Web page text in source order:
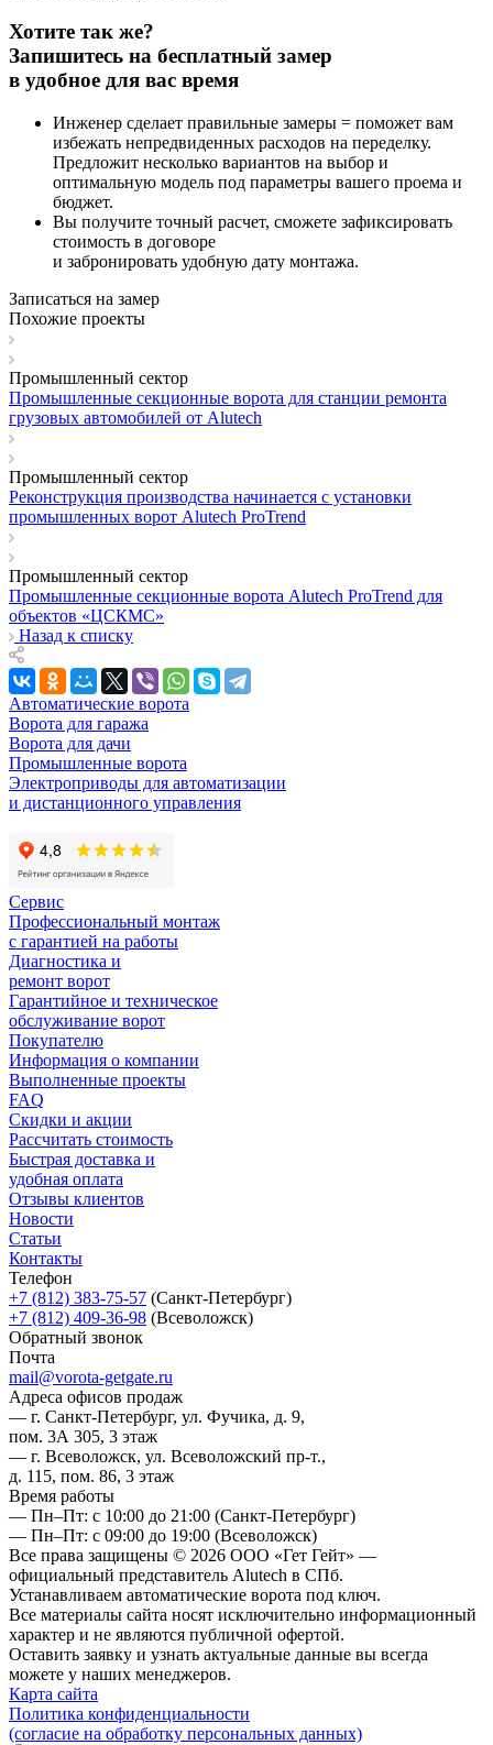
Хотите так же?
Запишитесь на бесплатный замер
в удобное для вас время
Инженер сделает правильные замеры = поможет вам
избежать непредвиденных расходов на переделку.
Предложит несколько вариантов на выбор и
оптимальную модель под параметры вашего проема и
бюджет.
Вы получите точный расчет, сможете зафиксировать
стоимость в договоре
и забронировать удобную дату монтажа.
Записаться на замер
Похожие проекты
Промышленный сектор
Промышленные секционные ворота для станции ремонта
грузовых автомобилей от Alutech
Промышленный сектор
Реконструкция производства начинается с установки
промышленных ворот Alutech ProTrend
Промышленный сектор
Промышленные секционные ворота Alutech ProTrend для
объектов «ЦСКМС»
Назад к списку
Автоматические ворота
Ворота для гаража
Ворота для дачи
Промышленные ворота
Электроприводы для автоматизации
и дистанционного управления
Сервис
Профессиональный монтаж
с гарантией на работы
Диагностика и
ремонт ворот
Гарантийное и техническое
обслуживание ворот
Покупателю
Информация о компании
Выполненные проекты
FAQ
Скидки и акции
Рассчитать стоимость
Быстрая доставка и
удобная оплата
Отзывы клиентов
Новости
Статьи
Контакты
Телефон
+7 (812) 383-75-57 (Санкт-Петербург)
+7 (812) 409-36-98 (Всеволожск)
Обратный звонок
Почта
mail@vorota-getgate.ru
Адреса офисов продаж
— г. Санкт-Петербург, ул. Фучика, д. 9,
пом. 3А 305, 3 этаж
— г. Всеволожск, ул. Всеволожский пр-т.,
д. 115, пом. 86, 3 этаж
Время работы
— Пн–Пт: с 10:00 до 21:00 (Санкт-Петербург)
— Пн–Пт: с 09:00 до 19:00 (Всеволожск)
Все права защищены © 2026 ООО «Гет Гейт» —
официальный представитель Alutech в СПб.
Устанавливаем автоматические ворота под ключ.
Все материалы сайта носят исключительно информационный
характер и не являются публичной офертой.
Оставить заявку и узнать актуальные данные вы всегда
можете у наших менеджеров.
Карта сайта
Политика конфиденциальности
(согласие на обработку персональных данных)